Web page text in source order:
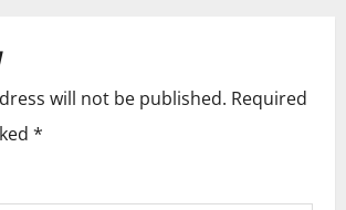
will not be published. Required
*